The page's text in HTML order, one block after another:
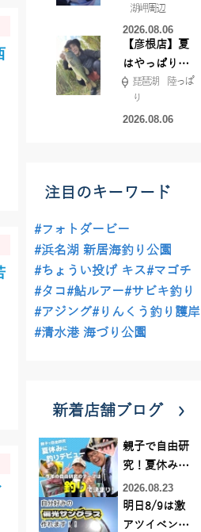
めています！
湖岬周辺
2026.08.06
【彦根店】夏
はやっぱりカ
バー撃ち
【45cmキャ
ッチ】
琵琶湖 陸っぱ
り
2026.08.06
注目のキーワード
#フォトダービー
#浜名湖 新居海釣り公園
#ちょうい投げ キス#マゴチ
#タコ#鮎ルアー#サビキ釣り
#アジング#りんくう釣り護岸
#清水港 海づり公園
新着店舗ブログ
親子で自由研
究！夏休みに
釣りデビュー
2026.08.23
明日8/9は激
アツイベント